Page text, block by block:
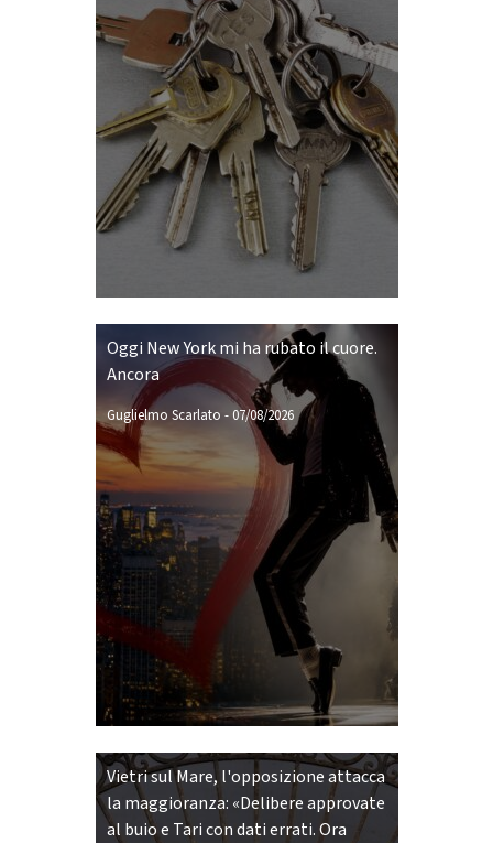
Oggi New York mi ha rubato il cuore.
Ancora
Guglielmo Scarlato -07/08/2026
Vietri sul Mare, l'opposizione attacca
la maggioranza: «Delibere approvate
al buio e Tari con dati errati. Ora